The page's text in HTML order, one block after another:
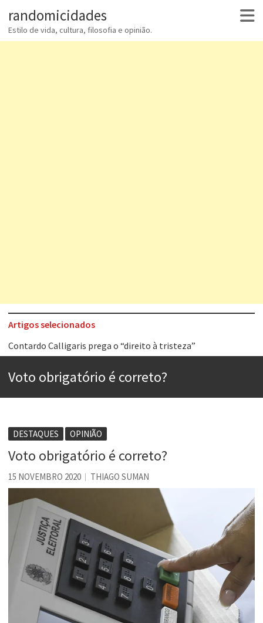
randomicidades
Estilo de vida, cultura, filosofia e opinião.
Artigos selecionados
Contardo Calligaris prega o “direito à tristeza”
Os causos de Jorge Luis Borges
Se queres salvar o mundo, o veganismo não é a resposta
Tem que filmar isso daí
A construção da urbanidade
Aprender a fracassar é o segredo do sucesso
Voto obrigatório é correto?
DESTAQUES OPINIÃO
Voto obrigatório é correto?
15 NOVEMBRO 2020 THIAGO SUMAN